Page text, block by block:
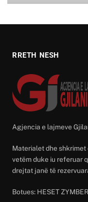
RRETH NESH
Agjencia e lajmeve
Materialet dhe
vetëm duke iu referuar
drejtat janë të
Botues: HESET